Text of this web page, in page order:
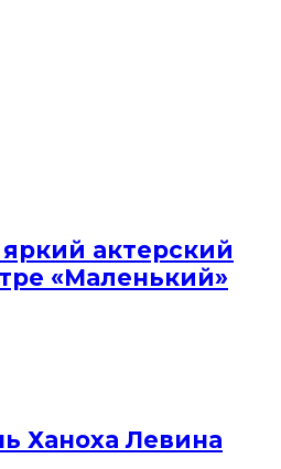
актерский
«Маленький»
Ханоха Левина